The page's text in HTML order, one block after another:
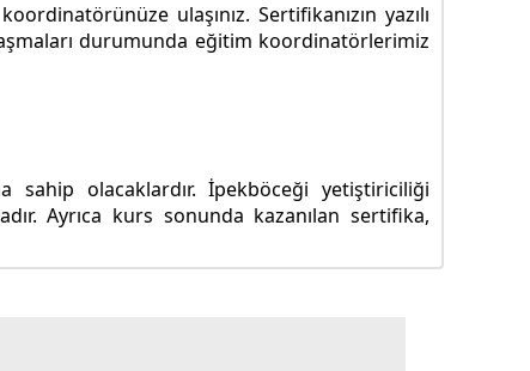
ulaşınız. Sertifikanızın yazılı
durumunda eğitim koordinatörlerimiz
sahip olacaklardır. İpekböceği yetiştiriciliği
Ayrıca kurs sonunda kazanılan sertifika,